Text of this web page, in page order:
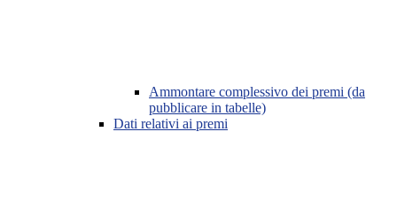
Ammontare complessivo dei premi (da
pubblicare in tabelle)
Dati relativi ai premi